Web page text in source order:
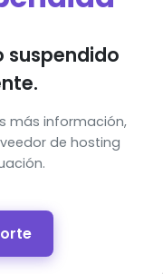
suspendido
más información,
de hosting